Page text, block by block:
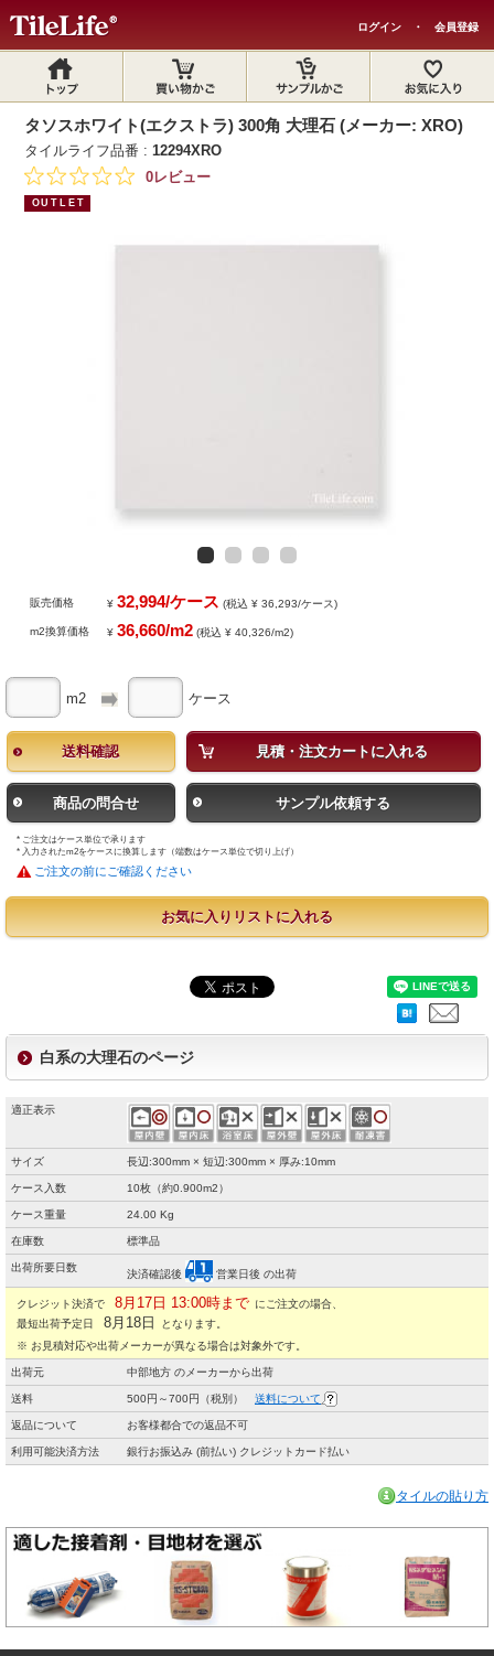
ログイン ・ 会員登録
タソスホワイト(エクストラ) 300角 大理石 (メーカー: XRO)
タイルライフ品番 :12294XRO
0レビュー
OUTLET
販売価格 ¥32,994/ケース (税込 ¥ 36,293/ケース)
m2換算価格 ¥36,660/m2 (税込 ¥ 40,326/m2)
m2 ケース
送料確認 見積・注文カートに入れる
商品の問合せ サンプル依頼する
* ご注文はケース単位で承ります
* 入力されたm2をケースに換算します（端数はケース単位で切り上げ）
ご注文の前にご確認ください
お気に入りリストに入れる
白系の大理石のページ
適正表示
サイズ 長辺:300mm × 短辺:300mm × 厚み:10mm
ケース入数 10枚（約0.900m2）
ケース重量 24.00 Kg
在庫数 標準品
出荷所要日数
決済確認後 営業日後 の出荷
クレジット決済で 8月17日 13:00時まで にご注文の場合、
最短出荷予定日
8月18日
となります。
※ お見積対応や出荷メーカーが異なる場合は対象外です。
出荷元 中部地方 のメーカーから出荷
送料 500円～700円（税別） 送料について
返品について お客様都合での返品不可
利用可能決済方法 銀行お振込み (前払い) クレジットカード払い
タイルの貼り方